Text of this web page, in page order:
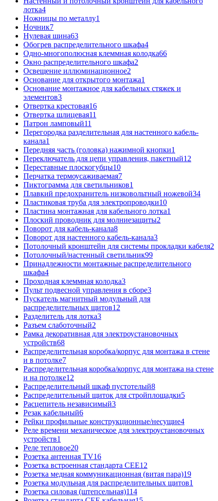
лотка4
Ножницы по металлу1
Ночник7
Нулевая шина63
Обогрев распределительного шкафа4
Одно-многополюсная клеммная колодка66
Окно распределительного шкафа2
Освещение иллюминационное2
Основание для открытого монтажа1
Основание монтажное для кабельных стяжек и
элементов3
Отвертка крестовая16
Отвертка шлицевая11
Патрон ламповый11
Перегородка разделительная для настенного кабель-
канала1
Передняя часть (головка) нажимной кнопки1
Переключатель для цепи управления, пакетный12
Переставные плоскогубцы10
Перчатка термоусаживаемая7
Пиктограмма для светильников1
Плавкий предохранитель низковольтный ножевой34
Пластиковая труба для электропроводки10
Пластина монтажная для кабельного лотка1
Плоский проводник для молниезащиты2
Поворот для кабель-канала8
Поворот для настенного кабель-канала3
Потолочный кронштейн для системы прокладки кабеля2
Потолочный/настенный светильник99
Принадлежности монтажные распределительного
шкафа4
Проходная клеммная колодка3
Пульт подвесной управления в сборе3
Пускатель магнитный модульный для
распределительных щитов12
Разделитель для лотка3
Разъем слаботочный2
Рамка декоративная для электроустановочных
устройств68
Распределительная коробка/корпус для монтажа в стене
и в потолке7
Распределительная коробка/корпус для монтажа на стене
и на потолке12
Распределительный шкаф пустотелый8
Распределительный щиток для стройплощадки5
Расцепитель независимый3
Резак кабельный6
Рейки профильные конструкционные/несущие4
Реле времени механическое для электроустановочных
устройств1
Реле тепловое20
Розетка антенная TV16
Розетка встроенная стандарта CEE12
Розетка медная коммуникационная (витая пара)19
Розетка модульная для распределительных щитов1
Розетка силовая (штепсельная)114